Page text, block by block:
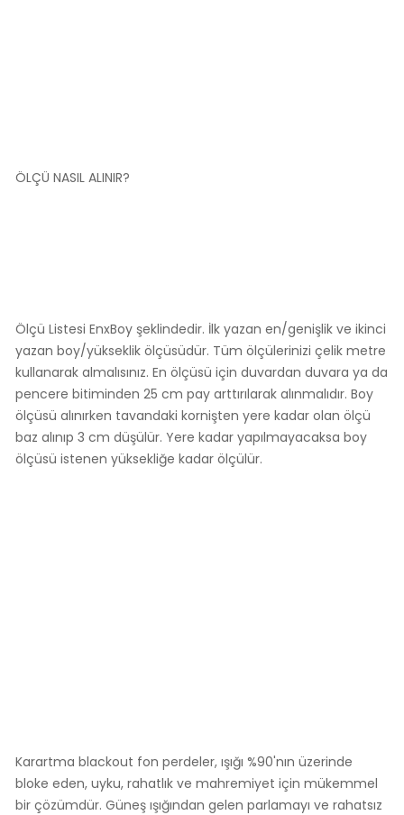
ÖLÇÜ NASIL ALINIR?
Ölçü Listesi EnxBoy şeklindedir. İlk yazan en/genişlik ve ikinci
yazan boy/yükseklik ölçüsüdür. Tüm ölçülerinizi çelik metre
kullanarak almalısınız. En ölçüsü için duvardan duvara ya da
pencere bitiminden 25 cm pay arttırılarak alınmalıdır. Boy
ölçüsü alınırken tavandaki kornişten yere kadar olan ölçü
baz alınıp 3 cm düşülür. Yere kadar yapılmayacaksa boy
ölçüsü istenen yüksekliğe kadar ölçülür.
Karartma blackout fon perdeler, ışığı %90'nın üzerinde
bloke eden, uyku, rahatlık ve mahremiyet için mükemmel
bir çözümdür. Güneş ışığından gelen parlamayı ve rahatsız